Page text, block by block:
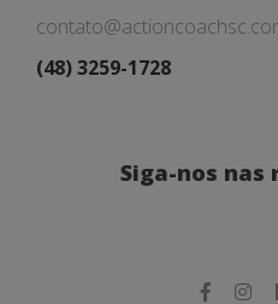
(48) 3259-1728
Siga-nos nas